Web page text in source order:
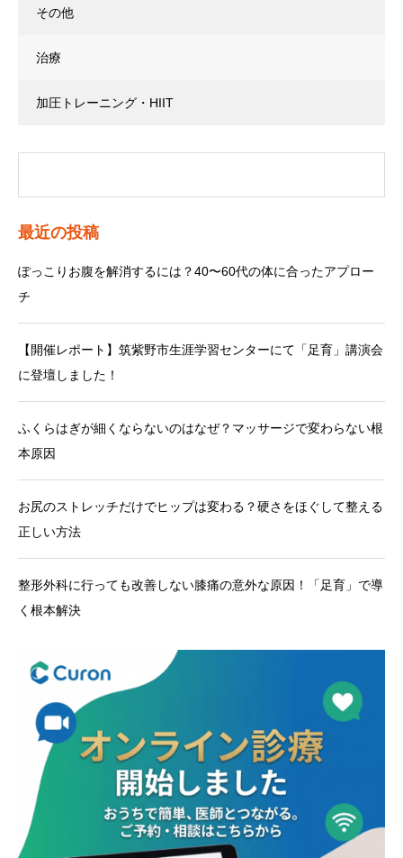
その他
治療
加圧トレーニング・HIIT
最近の投稿
ぽっこりお腹を解消するには？40〜60代の体に合ったアプロー
チ
【開催レポート】筑紫野市生涯学習センターにて「足育」講演会
に登壇しました！
ふくらはぎが細くならないのはなぜ？マッサージで変わらない根
本原因
お尻のストレッチだけでヒップは変わる？硬さをほぐして整える
正しい方法
整形外科に行っても改善しない膝痛の意外な原因！「足育」で導
く根本解決